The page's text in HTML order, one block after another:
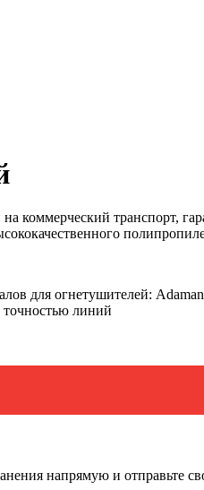
напрямую и отправьте